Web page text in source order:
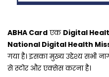
ABHA Card एक Digital
National Digital Health
गया है। इसका मुख्य उद्देश्य सभी
से स्टोर और एक्सेस करना है।